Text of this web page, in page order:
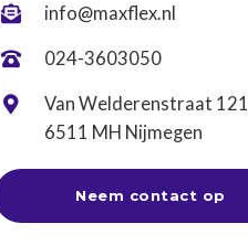
 info@maxflex.nl
 024-3603050

Van Welderenstraat 121
6511 MH Nijmegen
Neem contact op